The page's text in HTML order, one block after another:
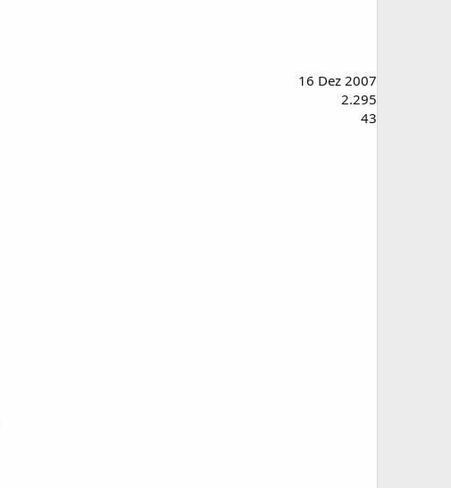
16 Dez 2007
2.295
43